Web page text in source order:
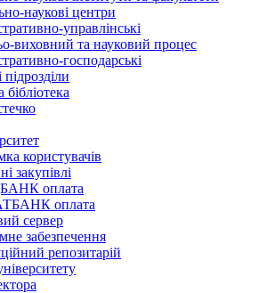
наукові центри
управлінські
виховний та науковий процес
господарські
підрозділи
бібліотека
користувачів
закупівлі
оплата
оплата
сервер
забезпечення
репозитарій